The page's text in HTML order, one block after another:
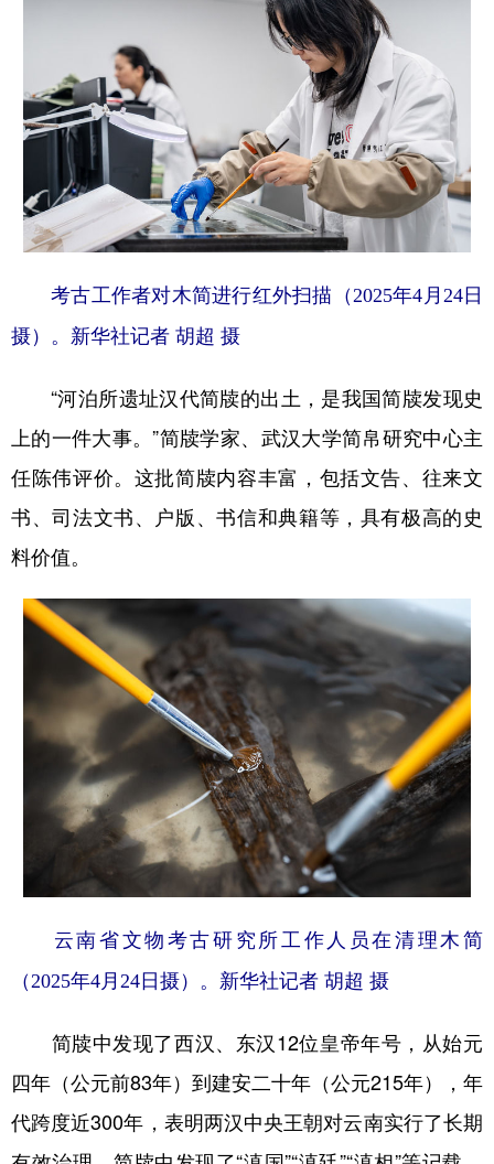
考古工作者对木简进行红外扫描（2025年4月24日
摄）。新华社记者 胡超 摄
“河泊所遗址汉代简牍的出土，是我国简牍发现史
上的一件大事。”简牍学家、武汉大学简帛研究中心主
任陈伟评价。这批简牍内容丰富，包括文告、往来文
书、司法文书、户版、书信和典籍等，具有极高的史
料价值。
云南省文物考古研究所工作人员在清理木简
（2025年4月24日摄）。新华社记者 胡超 摄
简牍中发现了西汉、东汉12位皇帝年号，从始元
四年（公元前83年）到建安二十年（公元215年），年
代跨度近300年，表明两汉中央王朝对云南实行了长期